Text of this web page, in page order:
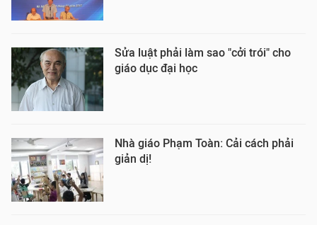
Sửa luật phải làm sao "cởi trói" cho
giáo dục đại học
Nhà giáo Phạm Toàn: Cải cách phải
giản dị!